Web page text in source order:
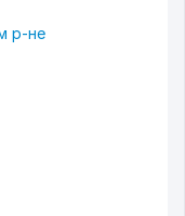
р-не